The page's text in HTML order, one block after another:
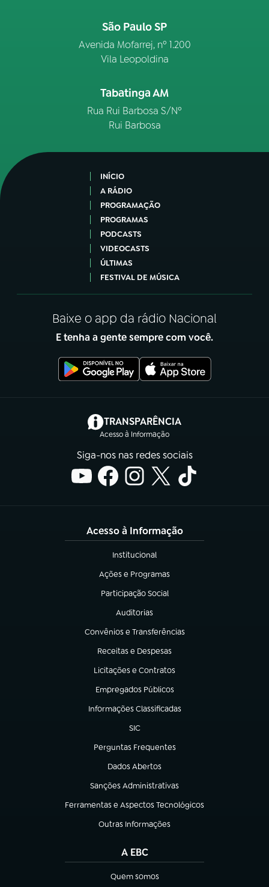
São Paulo SP
Avenida Mofarrej, nº 1.200
Vila Leopoldina
Tabatinga AM
Rua Rui Barbosa S/Nº
Rui Barbosa
INÍCIO
A RÁDIO
PROGRAMAÇÃO
PROGRAMAS
PODCASTS
VIDEOCASTS
ÚLTIMAS
FESTIVAL DE MÚSICA
Baixe o app da rádio Nacional
E tenha a gente sempre com você.
TRANSPARÊNCIA
Acesso à Informação
(abre em nova aba)
Siga-nos nas redes sociais
Acesso à Informação
Institucional
(abre em nova aba)
Ações e Programas
(abre em nova aba)
Participação Social
(abre em nova aba)
Auditorias
(abre em nova aba)
Convênios e Transferências
(abre em nova aba)
Receitas e Despesas
(abre em nova aba)
Licitações e Contratos
(abre em nova aba)
Empregados Públicos
(abre em nova aba)
Informações Classificadas
(abre em nova aba)
SIC
(abre em nova aba)
Perguntas Frequentes
(abre em nova aba)
Dados Abertos
(abre em nova aba)
Sanções Administrativas
(abre em nova aba)
Ferramentas e Aspectos Tecnológicos
(abre em nova aba)
Outras Informações
(abre em nova aba)
A EBC
Quem somos
(abre em nova aba)